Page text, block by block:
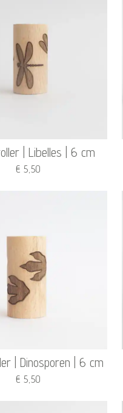
| Libelles | 6 cm
€ 5,50
| Dinosporen | 6 cm
€ 5,50